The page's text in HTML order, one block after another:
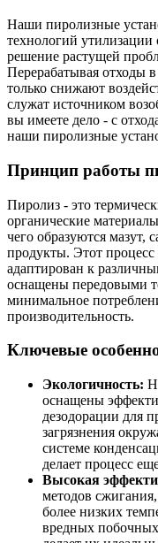
Наши пиролизные
технологий утилизации
решение растущей
Перерабатывая отходы
только снижают
служат источником
вы имеете дело - с
наши пиролизные
Принцип работы
Пиролиз - это
органические
чего образуются мазут,
продукты. Этот
адаптирован к
оснащены передовыми
минимальное
производительность.
Ключевые
Экологичность:
оснащены
дезодорации для
загрязнения
системе
делает процесс
Высокая
методов
более низких
вредных